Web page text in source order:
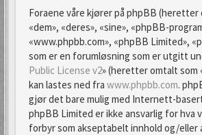
Foraene våre kjører på phpBB (heretter
«dem», «deres», «sine», «phpBB-
«www.phpbb.com», «phpBB Limited»,
som er en forumløsning som er utgitt
Public License v2» (heretter omtalt som
kan lastes ned fra www.phpbb.com.
gjør det bare mulig med Internett-
phpBB Limited er ikke ansvarlig for hva
forbyr som akseptabelt innhold og/eller